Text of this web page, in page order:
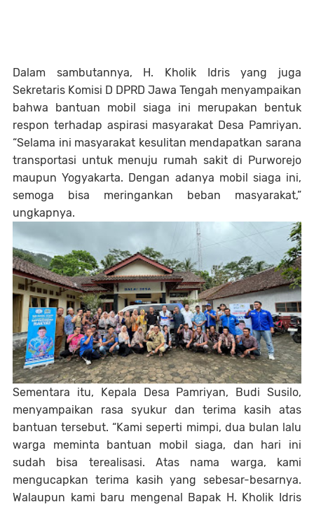
Dalam sambutannya, H. Kholik Idris yang juga
Sekretaris Komisi D DPRD Jawa Tengah menyampaikan
bahwa bantuan mobil siaga ini merupakan bentuk
respon terhadap aspirasi masyarakat Desa Pamriyan.
“Selama ini masyarakat kesulitan mendapatkan sarana
transportasi untuk menuju rumah sakit di Purworejo
maupun Yogyakarta. Dengan adanya mobil siaga ini,
semoga bisa meringankan beban masyarakat,”
ungkapnya.
Sementara itu, Kepala Desa Pamriyan, Budi Susilo,
menyampaikan rasa syukur dan terima kasih atas
bantuan tersebut. “Kami seperti mimpi, dua bulan lalu
warga meminta bantuan mobil siaga, dan hari ini
sudah bisa terealisasi. Atas nama warga, kami
mengucapkan terima kasih yang sebesar-besarnya.
Walaupun kami baru mengenal Bapak H. Kholik Idris